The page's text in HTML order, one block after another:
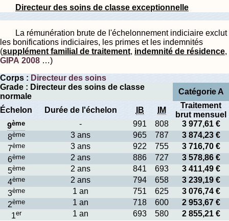
Directeur des soins de classe exceptionnelle
La rémunération brute de l'échelonnement indiciaire exclut
les bonifications indiciaires, les primes et les indemnités
(supplément familial de traitement, indemnité de résidence,
GIPA 2008 …)
Corps : Directeur des soins
Grade : Directeur des soins de classe
normale
Catégorie A
Échelon Durée de l'échelon IB IM
Traitement
brut mensuel
9ème - 991 808
3 977,61 €
8ème 3 ans 965 787
3 874,23 €
7ème 3 ans 922 755
3 716,70 €
6ème 2 ans 886 727
3 578,86 €
5ème 2 ans 841 693
3 411,49 €
4ème 2 ans 794 658
3 239,19 €
3ème 1 an 751 625
3 076,74 €
2ème 1 an 718 600
2 953,67 €
1er 1 an 693 580 2 855,21 €